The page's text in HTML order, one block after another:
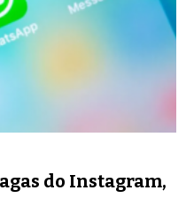
do Instagram,